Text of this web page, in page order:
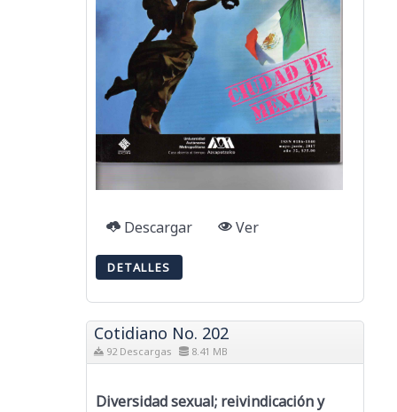
Descargar Ver
DETALLES
Cotidiano No. 202
92 Descargas 8.41 MB
Diversidad sexual; reivindicación y